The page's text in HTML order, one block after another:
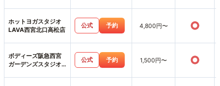
ホットヨガスタジオ
LAVA西宮北口高松店
公式 予約 4,800円〜 ○
ボディーズ阪急西宮
ガーデンズスタジオ
公式 予約 1,500円〜 ○